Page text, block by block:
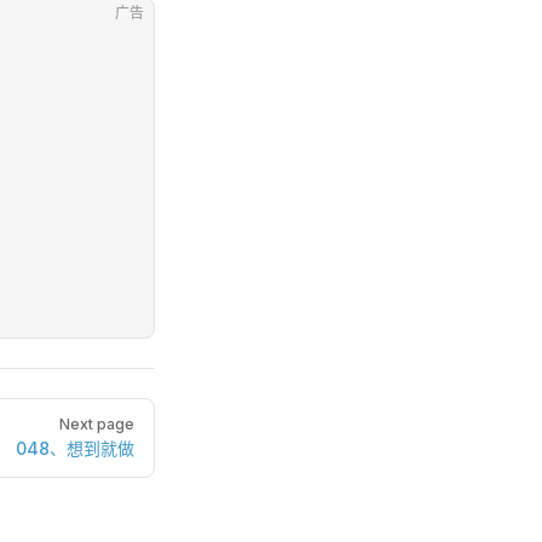
广告
Next page
048、想到就做